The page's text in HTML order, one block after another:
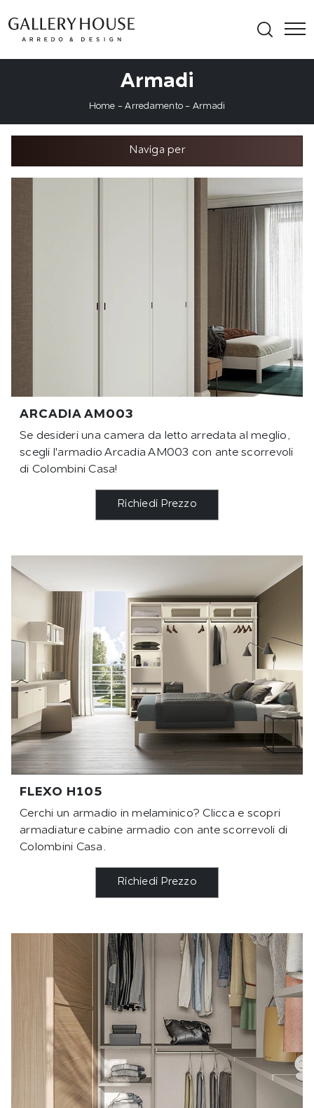
Armadi
Home -Arredamento - Armadi
Naviga per
ARCADIA AM003
Se desideri una camera da letto arredata al meglio,
scegli l'armadio Arcadia AM003 con ante scorrevoli
di Colombini Casa!
Richiedi Prezzo
FLEXO H105
Cerchi un armadio in melaminico? Clicca e scopri
armadiature cabine armadio con ante scorrevoli di
Colombini Casa.
Richiedi Prezzo